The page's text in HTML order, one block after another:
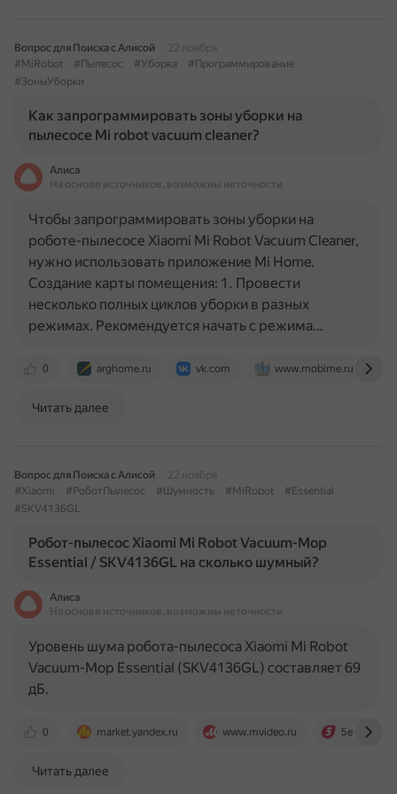
Вопрос для Поиска с Алисой
22 ноября
#MiRobot
#Пылесос #Уборка
#Программирование
#ЗоныУборки
Как запрограммировать зоны уборки на
пылесосе Mi robot vacuum cleaner?
Алиса
На основе источников, возможны неточности
0 arghome.ru vk.com www.mobime.ru
Чтобы запрограммировать зоны уборки на
роботе-пылесосе Xiaomi Mi Robot Vacuum Cleaner,
нужно использовать приложение Mi Home.
Создание карты помещения: 1. Провести
несколько полных циклов уборки в разных
режимах. Рекомендуется начать с режима…
Читать далее
Вопрос для Поиска с Алисой
22 ноября
#Xiaomi
#РоботПылесос #Шумность #MiRobot
#Essential
#SKV4136GL
Робот-пылесос Xiaomi Mi Robot Vacuum-Mop
Essential / SKV4136GL на сколько шумный?
Алиса
На основе источников, возможны неточности
0 market.yandex.ru www.mvideo.ru
Уровень шума робота-пылесоса Xiaomi Mi Robot
Vacuum-Mop Essential (SKV4136GL) составляет 69
дБ.
Читать далее